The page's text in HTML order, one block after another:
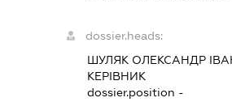
dossier.heads:
ШУЛЯК ОЛЕКСАНДР
КЕРІВНИК
dossier.position -